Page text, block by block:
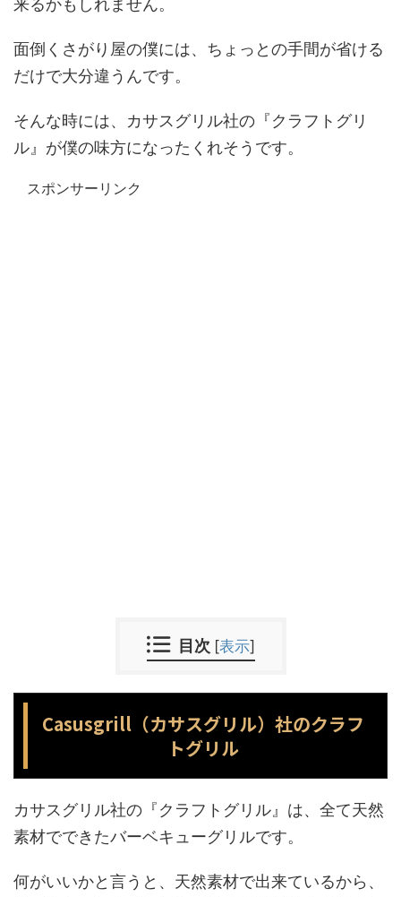
来るかもしれません。
面倒くさがり屋の僕には、ちょっとの手間が省ける
だけで大分違うんです。
そんな時には、カサスグリル社の『クラフトグリ
ル』が僕の味方になったくれそうです。
スポンサーリンク
目次 [表示]
Casusgrill（カサスグリル）社のクラフ
トグリル
カサスグリル社の『クラフトグリル』は、全て天然
素材でできたバーベキューグリルです。
何がいいかと言うと、天然素材で出来ているから、